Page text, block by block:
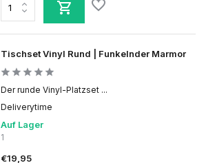
Tischset Vinyl Rund | Funkelnder Marmor
Der runde Vinyl-Platzset ...
Deliverytime
Auf Lager
1
€19,95